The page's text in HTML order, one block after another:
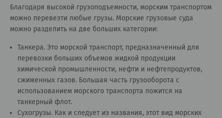
Благодаря высокой грузоподъемности, морским транспортом
можно перевезти любые грузы. Морские грузовые суда
можно разделить на две больших категории:
Танкера. Это морской транспорт, предназначенный для
перевозки больших объемов жидкой продукции
химической промышленности, нефти и нефтепродуктов,
сжиженных газов. Большая часть грузооборота с
использованием морского транспорта ложится на
танкерный флот.
Сухогрузы. Как и следует из названия, этот вид морских